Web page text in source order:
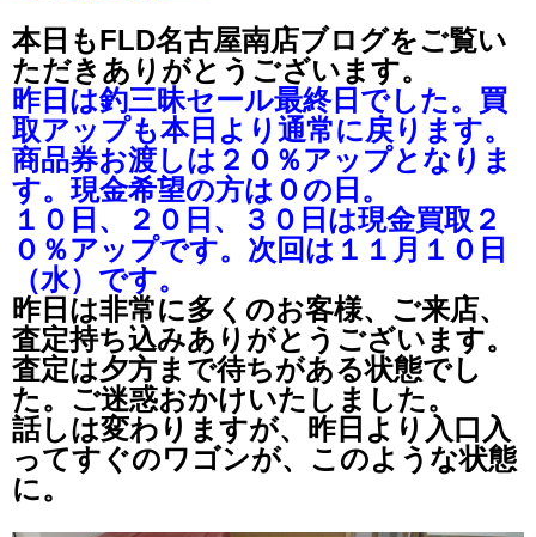
本日もFLD名古屋南店ブログをご覧い
ただきありがとうございます。
昨日は釣三昧セール最終日でした。買
取アップも本日より通常に戻ります。
商品券お渡しは２０％アップとなりま
す。現金希望の方は０の日。
１０日、２０日、３０日は現金買取２
０％アップです。次回は１１月１０日
（水）です。
昨日は非常に多くのお客様、ご来店、
査定持ち込みありがとうございます。
査定は夕方まで待ちがある状態でし
た。ご迷惑おかけいたしました。
話しは変わりますが、昨日より入口入
ってすぐのワゴンが、このような状態
に。